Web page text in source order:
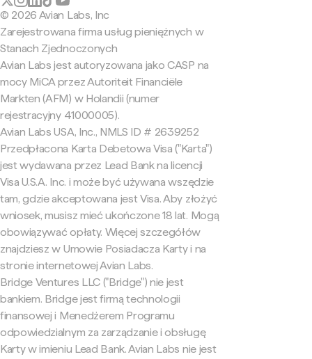
© 2026 Avian Labs, Inc
Zarejestrowana firma usług pieniężnych w
Stanach Zjednoczonych
Avian Labs jest autoryzowana jako CASP na
mocy MiCA przez Autoriteit Financiële
Markten (AFM) w Holandii (numer
rejestracyjny 41000005).
Avian Labs USA, Inc., NMLS ID # 2639252
Przedpłacona Karta Debetowa Visa ("Karta")
jest wydawana przez Lead Bank na licencji
Visa U.S.A. Inc. i może być używana wszędzie
tam, gdzie akceptowana jest Visa. Aby złożyć
wniosek, musisz mieć ukończone 18 lat. Mogą
obowiązywać opłaty. Więcej szczegółów
znajdziesz w Umowie Posiadacza Karty i na
stronie internetowej Avian Labs.
Bridge Ventures LLC ("Bridge") nie jest
bankiem. Bridge jest firmą technologii
finansowej i Menedżerem Programu
odpowiedzialnym za zarządzanie i obsługę
Karty w imieniu Lead Bank. Avian Labs nie jest